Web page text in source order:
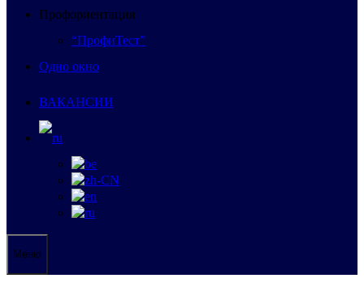
Профориентация
“ПрофиТест”
Одно окно
ВАКАНСИИ
Меню